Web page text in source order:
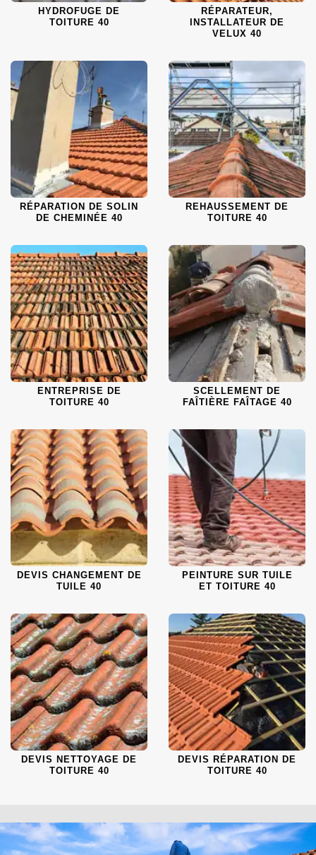
HYDROFUGE DE
TOITURE 40
RÉPARATEUR,
INSTALLATEUR DE
VELUX 40
RÉPARATION DE SOLIN
DE CHEMINÉE 40
REHAUSSEMENT DE
TOITURE 40
ENTREPRISE DE
TOITURE 40
SCELLEMENT DE
FAÎTIÈRE FAÎTAGE 40
DEVIS CHANGEMENT DE
TUILE 40
PEINTURE SUR TUILE
ET TOITURE 40
DEVIS NETTOYAGE DE
TOITURE 40
DEVIS RÉPARATION DE
TOITURE 40